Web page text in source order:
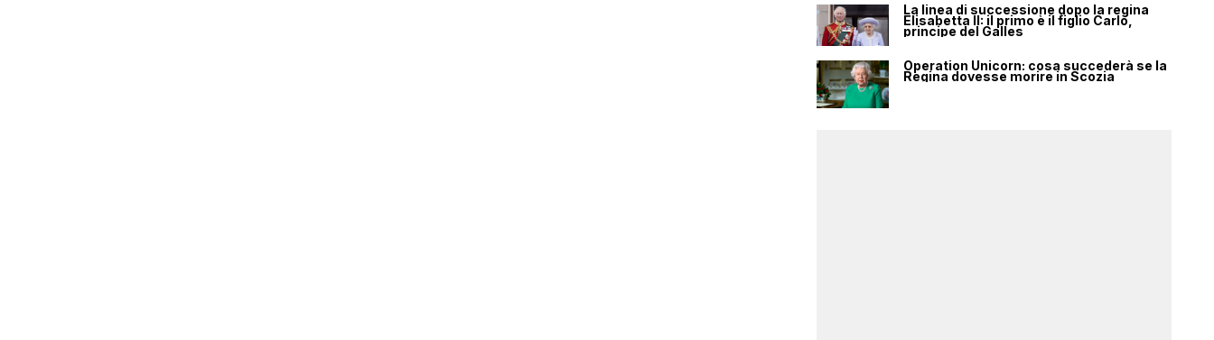
La linea di successione dopo la regina
Elisabetta II: il primo è il figlio Carlo,
principe del Galles
Operation Unicorn: cosa succederà se la
Regina dovesse morire in Scozia